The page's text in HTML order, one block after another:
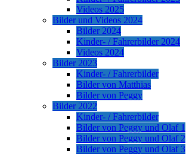
Videos 2025
Bilder und Videos 2024
Bilder 2024
Kinder- / Fahrerbilder 2024
Videos 2024
Bilder 2023
Kinder- / Fahrerbilder
Bilder von Matthias
Bilder von Peggy
Bilder 2022
Kinder- / Fahrerbilder
Bilder von Peggy und Olaf 1
Bilder von Peggy und Olaf 2
Bilder von Peggy und Olaf 3